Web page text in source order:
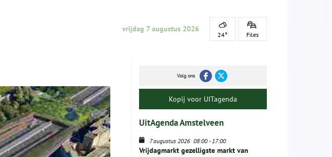
vrijdag 7 augustus 2026
24° Files
Volg ons
Kopij voor UITagenda
UitAgenda Amstelveen
7 augustus 2026 08:00-17:00
Vrijdagmarkt gezelligste markt van